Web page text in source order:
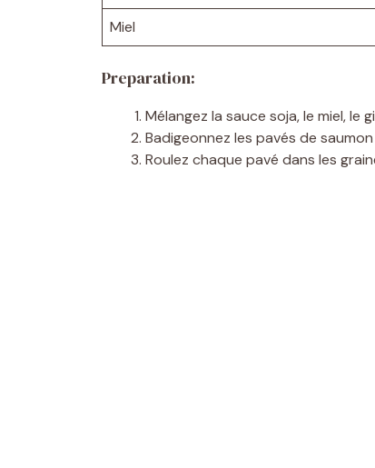
Miel
Preparation:
Mélangez la sauce soja, le miel, le
Badigeonnez les pavés de
Roulez chaque pavé dans les